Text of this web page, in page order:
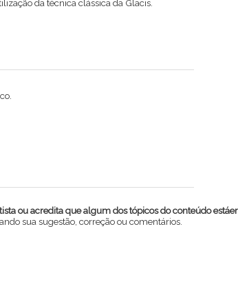
da técnica clássica da Glacis.
ou acredita que algum dos tópicos do conteúdo
sua sugestão, correção ou comentários.